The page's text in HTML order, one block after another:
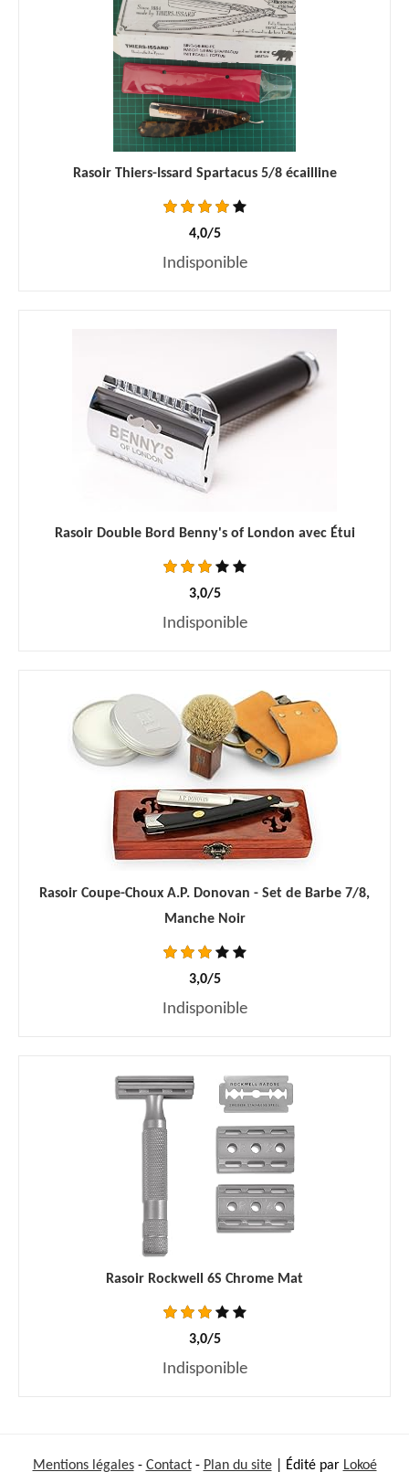
Rasoir Thiers-Issard Spartacus 5/8 écailline
4,0/5
Indisponible
Rasoir Double Bord Benny's of London avec Étui
3,0/5
Indisponible
Rasoir Coupe-Choux A.P. Donovan - Set de Barbe 7/8,
Manche Noir
3,0/5
Indisponible
Rasoir Rockwell 6S Chrome Mat
3,0/5
Indisponible
Mentions légales- Contact- Plan du site| Édité par Lokoé